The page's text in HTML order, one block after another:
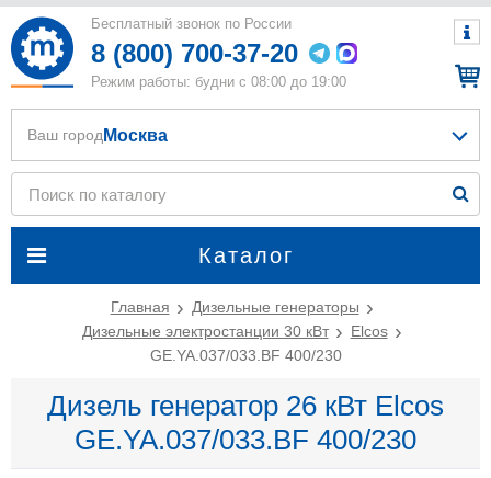
Бесплатный звонок по России
8 (800) 700-37-20
Режим работы: будни с 08:00 до 19:00
Каталог
Ваш город Москва
Главная
Дизельные генераторы
Дизельные электростанции 30 кВт
Elcos
GE.YA.037/033.BF 400/230
Дизель генератор 26 кВт Elcos
GE.YA.037/033.BF 400/230